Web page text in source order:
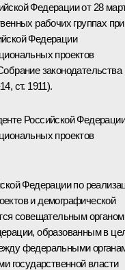
Федерации от 28
рабочих группах при
Федерации
проектов
законодательства
ст. 1911).
Российской Федерации
проектов
Федерации по
и демографической
совещательным органом
образованным в
федеральными
государственной власти